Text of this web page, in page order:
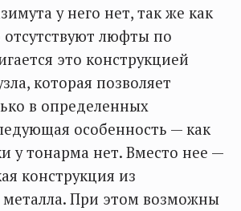
у него нет, так же как
люфты по
это конструкцией
которая позволяет
в определенных
особенность — как
у тонарма нет. Вместо нее —
конструкция из
металла. При этом возможны